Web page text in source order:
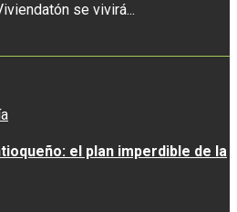
se vivirá...
el plan imperdible de la